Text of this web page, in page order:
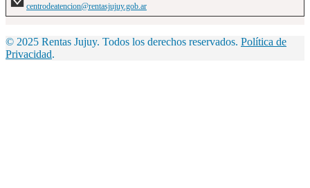
centrodeatencion@rentasjujuy.gob.ar
© 2025 Rentas Jujuy. Todos los derechos reservados. Política de
Privacidad.